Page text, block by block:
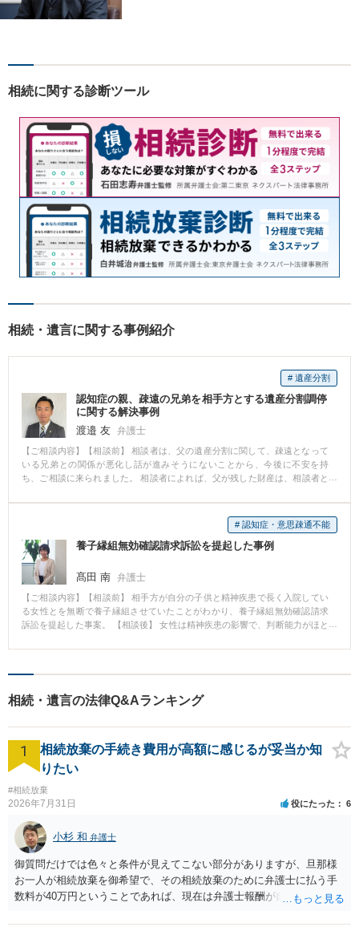
相続に関する診断ツール
相続・遺言に関する事例紹介
# 遺産分割
認知症の親、疎遠の兄弟を相手方とする遺産分割調停
に関する解決事例
渡邉 友 弁護士
【ご相談内容】【相談前】 相談者は、父の遺産分割に関して、疎遠となって
いる兄弟との関係が悪化し話が進みそうにないことから、今後に不安を持
ち、ご相談に来られました。 相談者によれば、父が残した財産は、相談者と
た兄弟との関係がより悪化し、遺産分割について話をしようにもまともに話
ができない状況とのことでした。 また、同居する母も近年多くの介護が必要
になり、認知症も発症しているとのことで、その介護の問題にこの度の父の
遺産分割をめぐる兄弟の確執の問題が加わり、相談者は困り果てている様子
でした。 相談者としては、今後も慣れ親しんだ実家で母とともに生活をして
いくことを希望していましたが、遺産分割の話の展開次第では兄弟から実家
を追い出されてしまうのではないかと不安をいだき、ご相談に訪れました。
【相談後】 ご相談の結果、ご依頼を受け、弁護士が遺産分割協議の間に入る
ことになりましたが、今回の事案では、共同相続人である母の判断能力に問
題があると思われ、その状況次第では母、依頼者、兄弟との間での遺産分割
裁判所外での協議では進捗が難しい状況であったため、本件については、遺
産分割調停を申し立て、調停委員を間に入れて引き続き話し合いを行うこと
する内容は本件の遺産分割とは本来無関係の個別の事情が多くあったため、
当方は、それらの事情をこの度の遺産分割調停において考慮に入れるべきで
ないと反論し、不動産、預貯金等についてあるべき分割割合についての主張
を粘り強く続けました。 そうした結果、兄弟に対して調停委員会から相当な
説得がなされ、最終的に、不動産、預貯金についてあるべき分割割合で調停
家での生活を継続することについても依頼者の希望通りの解決を図ることが
できました。 【渡邉 友弁護士からのコメント】 今回の事案は、兄弟間の確執
により遺産分割協議が進まない典型例の事案であり、調停外での協議を続け
れば、紛争終結のために大幅な譲歩を余儀なくされるおそれが大きかったこ
とから、調停での解決が奏功した事案でした。 また、遺産分割協議の準備を
進める中で、早い段階で母のために成年後見人を選任する必要性に気づけ、
する紛争全体を比較的早期に解決することにつながったと思います。 遺産分
# 認知症・意思疎通不能
養子縁組無効確認請求訴訟を提起した事例
髙田 南 弁護士
【ご相談内容】【相談前】 相手方が自分の子供と精神疾患で長く入院してい
る女性とを無断で養子縁組させていたことがわかり、養子縁組無効確認請求
訴訟を提起した事案。 【相談後】 女性は精神疾患の影響で、判断能力がほと
ていたとは到底考えられない状態でした。 女性に多額の資産があったことか
子縁組制度について理解している様子はありませんでした）、看護記録を遡
って取り寄せて中身を確認したりするなどし、女性に養子縁組制度について
無効と判断されました。 【先生のコメント】 親族間の問題は、色々な事情や
感情が複雑に絡み合っていることも多いです。 代理人をたてる事で、法的な
ポイントに絞り解決を目指します。 相手方と冷静に話しができない等でお困
りの際も、一度弁護士へご相談下さい。
相続・遺言の法律Q&Aランキング
1
相続放棄の手続き費用が高額に感じるが妥当か知
りたい
#相続放棄
2026年7月31日 役にたった 6
小杉 和 弁護士
御質問だけでは色々と条件が見えてこない部分がありますが、旦那様
お一人が相続放棄を御希望で、その相続放棄のために弁護士に払う手
数料が40万円ということであれば、現在は弁護士報酬が自由化されて
です。 ただ、弁護士に払う手数料とは別に戸籍の用意に一定の実費が